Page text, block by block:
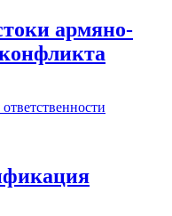
армяно-